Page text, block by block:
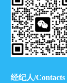
经纪人/Contacts